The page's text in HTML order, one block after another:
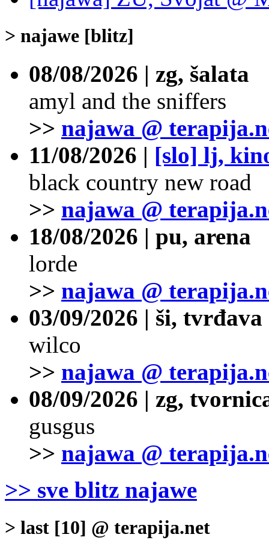
> najawe [blitz]
08/08/2026 | zg, šalata
amyl and the sniffers
>> najawa @
11/08/2026 | [slo] lj,
black country new road
>> najawa @
18/08/2026 | pu, arena
lorde
>> najawa @
03/09/2026 | ši,
wilco
>> najawa @
08/09/2026 | zg,
gusgus
>> najawa @
>> sve blitz najawe
> last [10] @ terapija.net